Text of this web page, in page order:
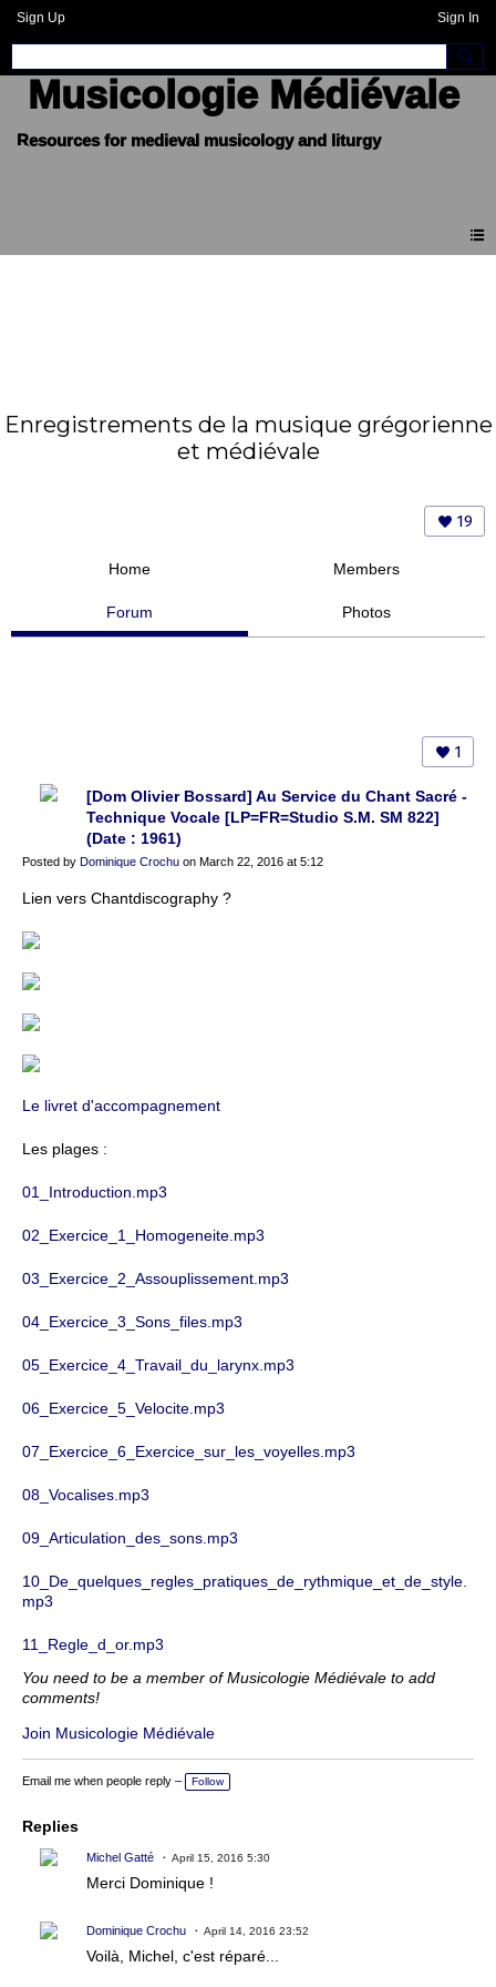
Sign Up Sign In
Musicologie Médiévale
Enregistrements de la musique grégorienne
et médiévale
19
Home Members
Forum Photos
1
[Dom Olivier Bossard] Au Service du Chant Sacré -
Technique Vocale [LP=FR=Studio S.M. SM 822]
(Date : 1961)
Posted by Dominique Crochu on March 22, 2016 at 5:12
Lien vers Chantdiscography ?
Le livret d'accompagnement
Les plages :
01_Introduction.mp3
02_Exercice_1_Homogeneite.mp3
03_Exercice_2_Assouplissement.mp3
04_Exercice_3_Sons_files.mp3
05_Exercice_4_Travail_du_larynx.mp3
06_Exercice_5_Velocite.mp3
07_Exercice_6_Exercice_sur_les_voyelles.mp3
08_Vocalises.mp3
09_Articulation_des_sons.mp3
10_De_quelques_regles_pratiques_de_rythmique_et_de_style.
mp3
11_Regle_d_or.mp3
You need to be a member of Musicologie Médiévale to add
comments!
Join Musicologie Médiévale
Email me when people reply – Follow
Replies
Michel Gatté April 15, 2016 5:30
Merci Dominique !
Dominique Crochu April 14, 2016 23:52
Voilà, Michel, c'est réparé...